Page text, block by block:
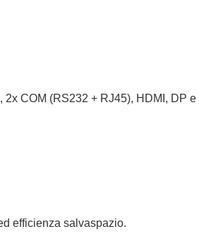
2x COM (RS232 + RJ45), HDMI, DP
efficienza salvaspazio.